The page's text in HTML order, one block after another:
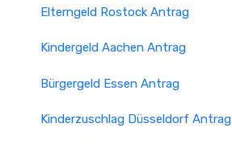
Elterngeld Rostock Antrag
Kindergeld Aachen Antrag
Bürgergeld Essen Antrag
Kinderzuschlag Düsseldorf Antrag